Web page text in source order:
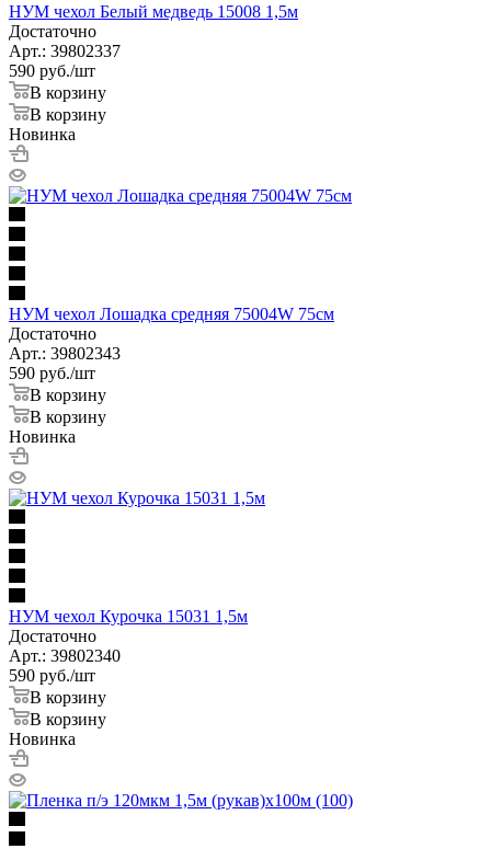
НУМ чехол Белый медведь 15008 1,5м
Достаточно
Арт.: 39802337
590 руб./шт
В корзину
В корзину
Новинка
НУМ чехол Лошадка средняя 75004W 75см
Достаточно
Арт.: 39802343
590 руб./шт
В корзину
В корзину
Новинка
НУМ чехол Курочка 15031 1,5м
Достаточно
Арт.: 39802340
590 руб./шт
В корзину
В корзину
Новинка